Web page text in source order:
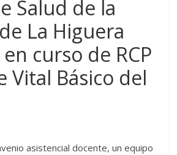
Salud de la
La Higuera
curso de RCP
Vital Básico del
asistencial docente, un equipo